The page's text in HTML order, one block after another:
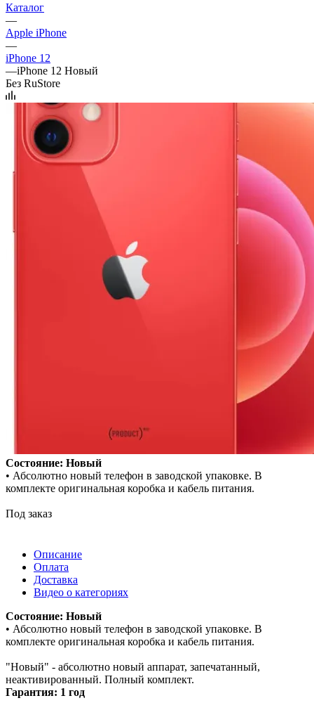
Каталог
—
Apple iPhone
—
iPhone 12
—iPhone 12 Новый
Без RuStore
Состояние: Новый
• Абсолютно новый телефон в заводской упаковке. В
комплекте оригинальная коробка и кабель питания.
Под заказ
Описание
Оплата
Доставка
Видео о категориях
Состояние: Новый
• Абсолютно новый телефон в заводской упаковке. В
комплекте оригинальная коробка и кабель питания.
"Новый" - абсолютно новый аппарат, запечатанный,
неактивированный. Полный комплект.
Гарантия: 1 год